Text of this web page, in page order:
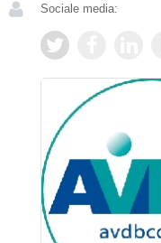
Sociale media: